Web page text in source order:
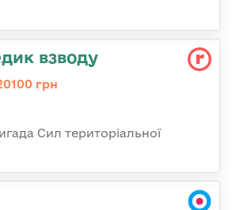
взводу
грн
Сил територіальної